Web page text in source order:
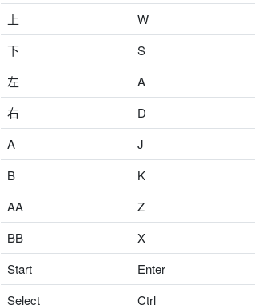
上
W
下
S
左
A
右
D
A
J
B
K
AA
Z
BB
X
Start
Enter
Select
Ctrl